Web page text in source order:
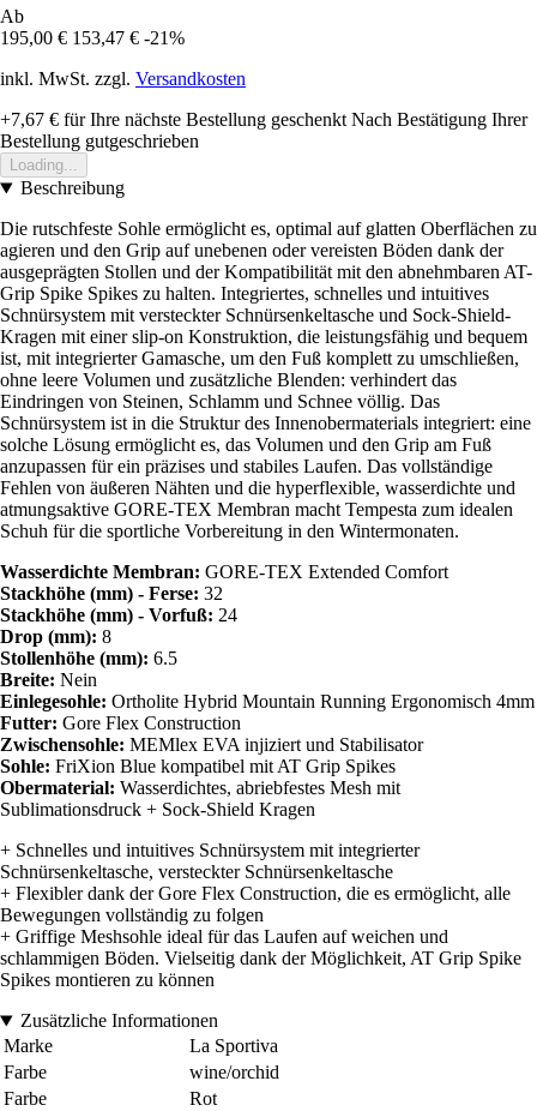
Ab
195,00 € 153,47 € -21%
inkl. MwSt. zzgl. Versandkosten
+7,67 € für Ihre nächste Bestellung geschenkt Nach Bestätigung Ihrer
Bestellung gutgeschrieben
Loading...
Beschreibung
Die rutschfeste Sohle ermöglicht es, optimal auf glatten Oberflächen zu
agieren und den Grip auf unebenen oder vereisten Böden dank der
ausgeprägten Stollen und der Kompatibilität mit den abnehmbaren AT-
Grip Spike Spikes zu halten. Integriertes, schnelles und intuitives
Schnürsystem mit versteckter Schnürsenkeltasche und Sock-Shield-
Kragen mit einer slip-on Konstruktion, die leistungsfähig und bequem
ist, mit integrierter Gamasche, um den Fuß komplett zu umschließen,
ohne leere Volumen und zusätzliche Blenden: verhindert das
Eindringen von Steinen, Schlamm und Schnee völlig. Das
Schnürsystem ist in die Struktur des Innenobermaterials integriert: eine
solche Lösung ermöglicht es, das Volumen und den Grip am Fuß
anzupassen für ein präzises und stabiles Laufen. Das vollständige
Fehlen von äußeren Nähten und die hyperflexible, wasserdichte und
atmungsaktive GORE-TEX Membran macht Tempesta zum idealen
Schuh für die sportliche Vorbereitung in den Wintermonaten.
Wasserdichte Membran: GORE-TEX Extended Comfort
Stackhöhe (mm) - Ferse: 32
Stackhöhe (mm) - Vorfuß: 24
Drop (mm): 8
Stollenhöhe (mm): 6.5
Breite: Nein
Einlegesohle: Ortholite Hybrid Mountain Running Ergonomisch 4mm
Futter: Gore Flex Construction
Zwischensohle: MEMlex EVA injiziert und Stabilisator
Sohle: FriXion Blue kompatibel mit AT Grip Spikes
Obermaterial: Wasserdichtes, abriebfestes Mesh mit
Sublimationsdruck + Sock-Shield Kragen
+ Schnelles und intuitives Schnürsystem mit integrierter
Schnürsenkeltasche, versteckter Schnürsenkeltasche
+ Flexibler dank der Gore Flex Construction, die es ermöglicht, alle
Bewegungen vollständig zu folgen
+ Griffige Meshsohle ideal für das Laufen auf weichen und
schlammigen Böden. Vielseitig dank der Möglichkeit, AT Grip Spike
Spikes montieren zu können
Zusätzliche Informationen
Marke
La Sportiva
Farbe
wine/orchid
Farbe
Rot